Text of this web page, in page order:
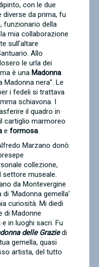
con le due
da prima, fu
funzionario della
mia collaborazione
sull’altare
Allo
le urla dei
è una Madonna
nera”. Le
i fedeli si trattava
schiavona. I
il quadro in
cartiglio marmoreo
e formosa.
Marzano donò
collezione,
settore museale.
da Montevergine
‘Madonna gemella’
curiosità. Mi diedi
di Madonne
in luoghi sacri. Fu
delle Grazie di
gemella, quasi
artista, del tutto